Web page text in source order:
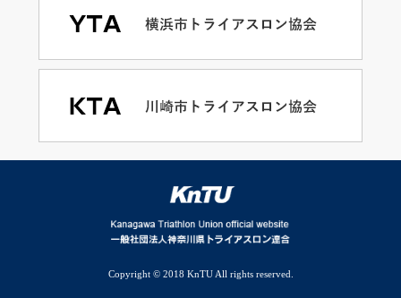
Copyright © 2018 KnTU All rights reserved.